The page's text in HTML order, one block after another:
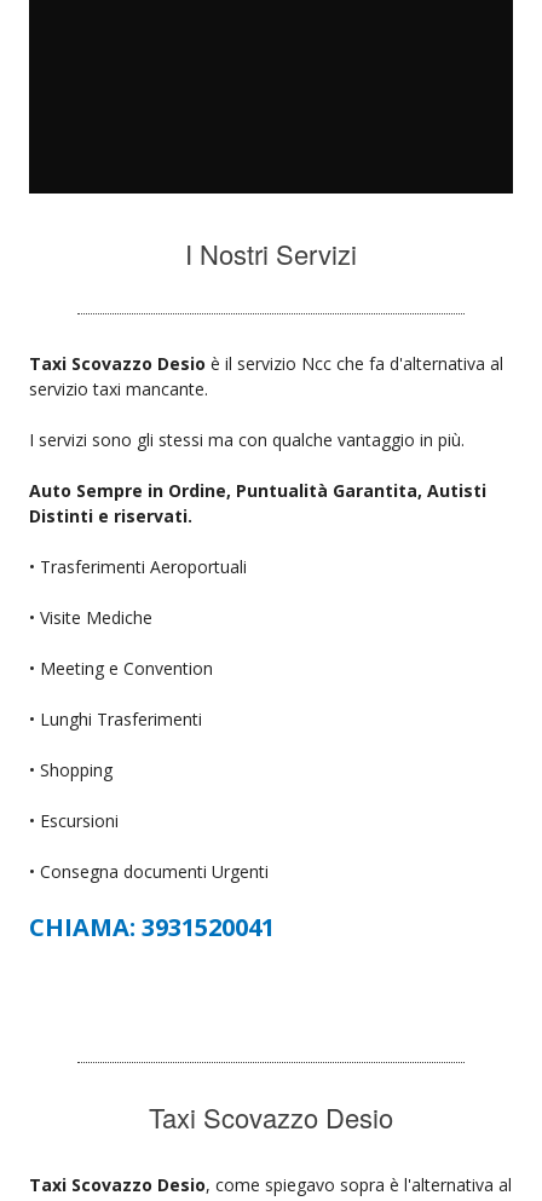
I Nostri Servizi
Taxi Scovazzo Desio è il servizio Ncc che fa d'alternativa al
servizio taxi mancante.
I servizi sono gli stessi ma con qualche vantaggio in più.
Auto Sempre in Ordine, Puntualità Garantita, Autisti
Distinti e riservati.
• Trasferimenti Aeroportuali
• Visite Mediche
• Meeting e Convention
• Lunghi Trasferimenti
• Shopping
• Escursioni
• Consegna documenti Urgenti
CHIAMA: 3931520041
Taxi Scovazzo Desio
Taxi Scovazzo Desio, come spiegavo sopra è l'alternativa al